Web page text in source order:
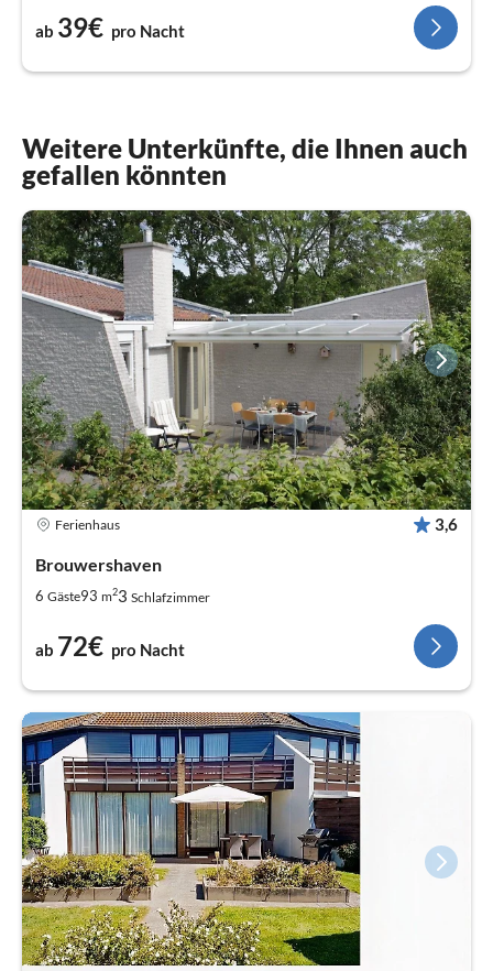
ab 39€ pro Nacht
Weitere Unterkünfte, die Ihnen auch
gefallen könnten
Ferienhaus 3,6
Brouwershaven
6 Gäste93 m23 Schlafzimmer
ab 72€ pro Nacht